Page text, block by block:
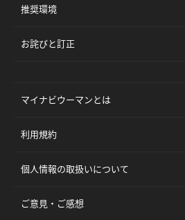
推奨環境
お詫びと訂正
マイナビウーマンとは
利用規約
個人情報の取扱いについて
ご意見・ご感想